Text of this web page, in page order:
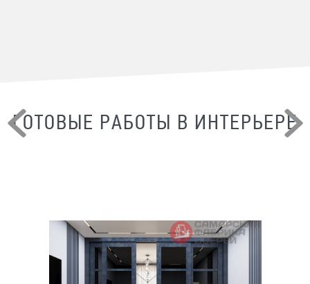
ГОТОВЫЕ РАБОТЫ В ИНТЕРЬЕРЕ